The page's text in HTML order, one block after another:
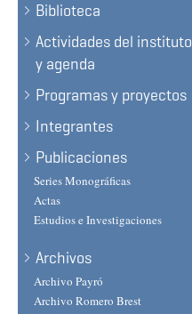
Biblioteca
Actividades del instituto
y agenda
Programas y proyectos
Integrantes
Publicaciones
Series Monográficas
Actas
Estudios e Investigaciones
Archivos
Archivo Payró
Archivo Romero Brest